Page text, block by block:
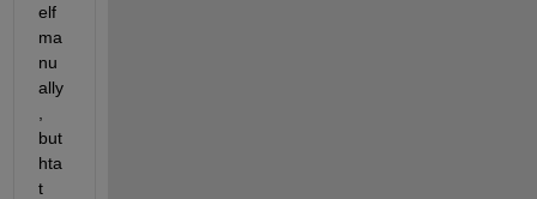
elf
ma
nu
ally
but
hta
t